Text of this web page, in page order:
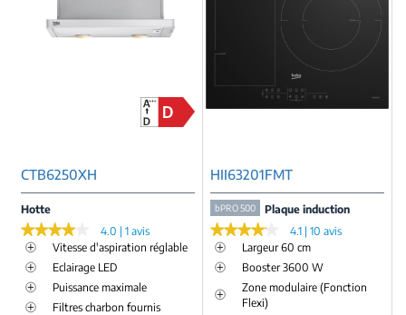
CTB6250XH
Hotte
★★★★★
★★★★★
4.0 | 1 avis
Vitesse d'aspiration réglable
Eclairage LED
Puissance maximale
Filtres charbon fournis
HII63201FMT
bPRO 500
Plaque induction
★★★★★
★★★★★
4.1 | 10 avis
Largeur 60 cm
Booster 3600 W
Zone modulaire (Fonction
Flexi)